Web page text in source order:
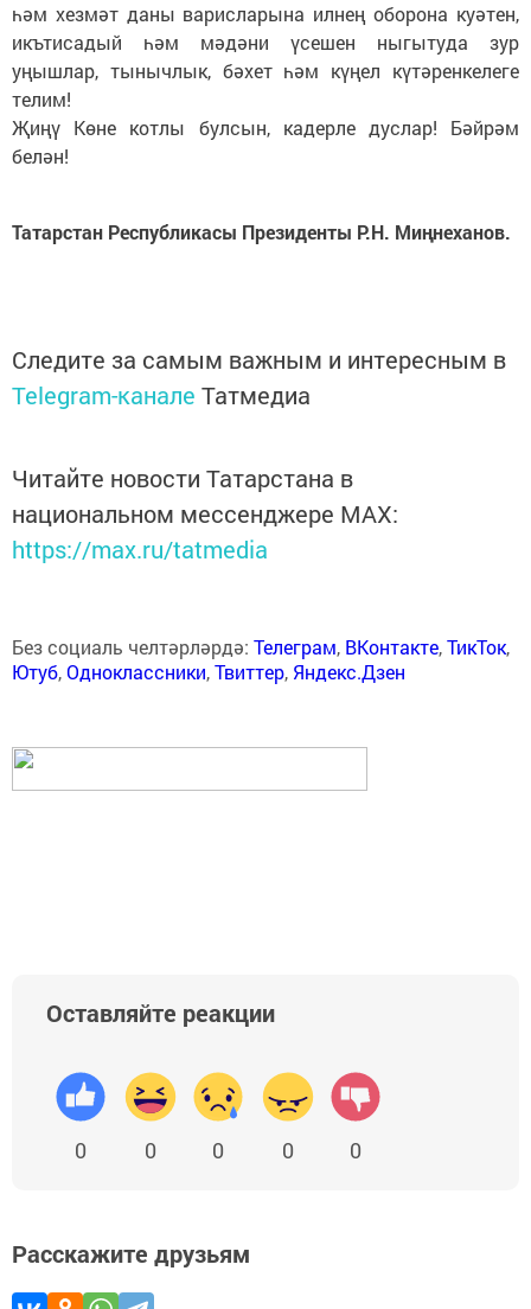
һәм хезмәт даны варисларына илнең оборона куәтен,
икътисадый һәм мәдәни үсешен ныгытуда зур
уңышлар, тынычлык, бәхет һәм күңел күтәренкелеге
телим!
Җиңү Көне котлы булсын, кадерле дуслар! Бәйрәм
белән!
Татарстан Республикасы Президенты Р.Н. Миңнеханов.
Следите за самым важным и интересным в
Telegram-канале Татмедиа
Читайте новости Татарстана в
национальном мессенджере MАХ:
https://max.ru/tatmedia
Без социаль челтәрләрдә: Телеграм, ВКонтакте,ТикТок,
Ютуб,Одноклассники,Твиттер, Яндекс.Дзен
Оставляйте реакции
0 0 0 0 0
Расскажите друзьям